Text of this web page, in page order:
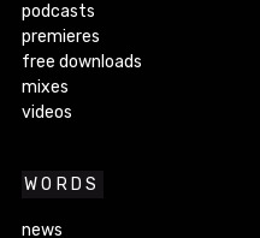
podcasts
premieres
free downloads
mixes
videos
WORDS
news